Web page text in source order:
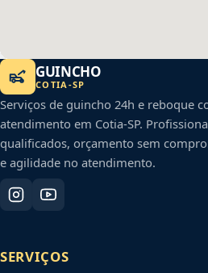
GUINCHO
COTIA -SP
Serviços de guincho 24h e reboque
atendimento em Cotia-SP.
qualificados, orçamento sem
e agilidade no atendimento.
SERVIÇOS